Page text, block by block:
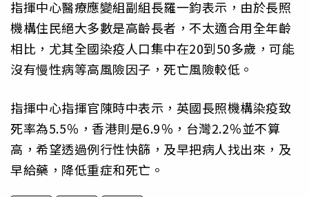
指揮中心醫療應變組副組長羅一鈞表示，由於長照
機構住民絕大多數是高齡長者，不太適合用全年齡
相比，尤其全國染疫人口集中在20到50多歲，可能
沒有慢性病等高風險因子，死亡風險較低。
指揮中心指揮官陳時中表示，英國長照機構染疫致
死率為5.5％，香港則是6.9％，台灣2.2％並不算
高，希望透過例行性快篩，及早把病人找出來，及
早給藥，降低重症和死亡。